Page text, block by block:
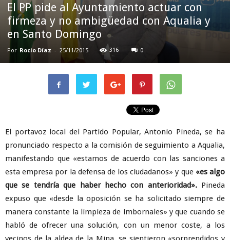
El PP pide al Ayuntamiento actuar con
firmeza y no ambigüedad con Aqualia y
en Santo Domingo
Por Rocio Díaz - 25/11/2015 316 0
El portavoz local del Partido Popular, Antonio Pineda, se ha
pronunciado respecto a la comisión de seguimiento a Aqualia,
manifestando que «estamos de acuerdo con las sanciones a
esta empresa por la defensa de los ciudadanos» y que «es algo
que se tendría que haber hecho con anterioridad».Pineda
expuso que «desde la oposición se ha solicitado siempre de
manera constante la limpieza de imbornales» y que cuando se
habló de ofrecer una solución, con un menor coste, a los